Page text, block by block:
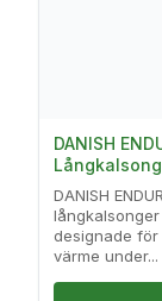
DANISH
DANISH
designade
värme under...